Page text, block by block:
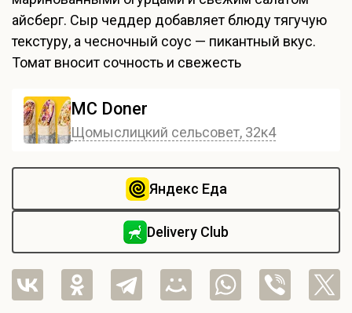
айсберг. Сыр чеддер добавляет блюду тягучую
текстуру, а чесночный соус — пикантный вкус.
Томат вносит сочность и свежесть
MC Doner
Щомыслицкий сельсовет, 32к4
Яндекс Еда
Delivery Club